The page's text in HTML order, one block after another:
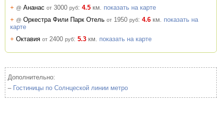
+ @ Ананас от 3000 руб: 4.5 км. показать на карте
+ @ Оркестра Фили Парк Отель от 1950 руб: 4.6 км. показать на
карте
+ Октавия от 2400 руб: 5.3 км. показать на карте
Дополнительно:
– Гостиницы по Солнцеской линии метро